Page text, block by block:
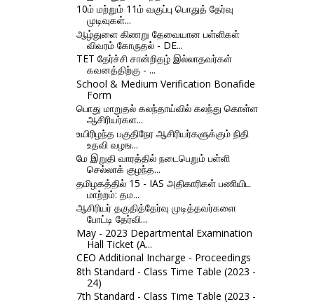
10ம் மற்றும் 11ம் வகுப்பு பொதுத் தேர்வு
முடிவுகள்...
ஆழ்துளை கிணறு தேவையான பள்ளிகள்
விவரம் கோருதல் - DE...
TET தேர்ச்சி சான்றிதழ் இல்லாதவர்கள்
கவனத்திற்கு - ...
School & Medium Verification Bonafide
Form
பொது மாறுதல் கலந்தாய்வில் கலந்து கொள்ள
ஆசிரியர்கள...
உயிரிழந்த பகுதிநேர ஆசிரியர்களுக்கும் நிதி
உதவி வழங...
மே இறுதி வாரத்தில் நடைபெறும் பள்ளி
செல்லாக் குழந்த...
தமிழகத்தில் 15 - IAS அதிகாரிகள் பணியிட
மாற்றம்: தம...
ஆசிரியர் தகுதித்தேர்வு முடித்தவர்களை
போட்டி தேர்வி...
May - 2023 Departmental Examination
Hall Ticket (A...
CEO Additional Incharge - Proceedings
8th Standard - Class Time Table (2023 -
24)
7th Standard - Class Time Table (2023 -